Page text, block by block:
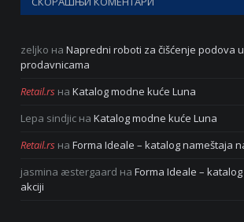
zeljko на Napredni roboti za čišćenje podova
prodavnicama
Retail.rs на Katalog modne kuće Luna
Lepa sindjic на Katalog modne kuće Luna
Retail.rs на Forma Ideale – katalog nameštaja
jasmina æstergaard на Forma Ideale –
akciji